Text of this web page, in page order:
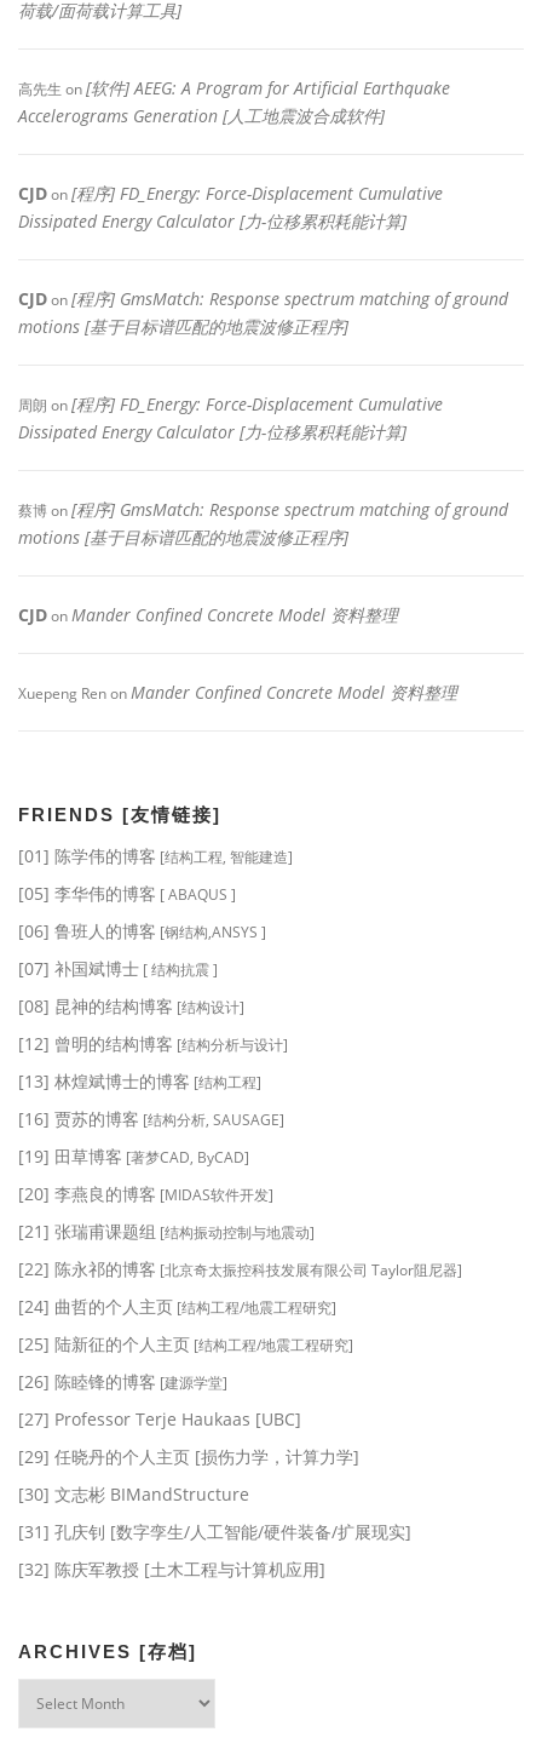
荷载/面荷载计算工具]
高先生 on[软件] AEEG: A Program for Artificial Earthquake
Accelerograms Generation [人工地震波合成软件]
CJDon[程序] FD_Energy: Force-Displacement Cumulative
Dissipated Energy Calculator [力-位移累积耗能计算]
CJDon[程序] GmsMatch: Response spectrum matching of ground
motions [基于目标谱匹配的地震波修正程序]
周朗 on[程序] FD_Energy: Force-Displacement Cumulative
Dissipated Energy Calculator [力-位移累积耗能计算]
蔡博on[程序] GmsMatch: Response spectrum matching of ground
motions [基于目标谱匹配的地震波修正程序]
CJDonMander Confined Concrete Model 资料整理
Xuepeng RenonMander Confined Concrete Model 资料整理
FRIENDS [友情链接]
[01] 陈学伟的博客 [结构工程, 智能建造]
[05] 李华伟的博客 [ ABAQUS ]
[06] 鲁班人的博客 [钢结构,ANSYS ]
[07] 补国斌博士 [ 结构抗震 ]
[08] 昆神的结构博客 [结构设计]
[12] 曾明的结构博客 [结构分析与设计]
[13] 林煌斌博士的博客 [结构工程]
[16] 贾苏的博客 [结构分析, SAUSAGE]
[19] 田草博客 [著梦CAD, ByCAD]
[20] 李燕良的博客 [MIDAS软件开发]
[21] 张瑞甫课题组 [结构振动控制与地震动]
[22] 陈永祁的博客 [北京奇太振控科技发展有限公司 Taylor阻尼器]
[24] 曲哲的个人主页 [结构工程/地震工程研究]
[25] 陆新征的个人主页 [结构工程/地震工程研究]
[26] 陈睦锋的博客 [建源学堂]
[27] Professor Terje Haukaas [UBC]
[29] 任晓丹的个人主页 [损伤力学，计算力学]
[30] 文志彬 BIMandStructure
[31] 孔庆钊 [数字孪生/人工智能/硬件装备/扩展现实]
[32] 陈庆军教授 [土木工程与计算机应用]
ARCHIVES [存档]